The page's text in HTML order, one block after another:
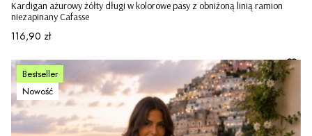
Kardigan ażurowy żółty długi w kolorowe pasy z obniżoną linią ramion
niezapinany Cafasse
Cena
116,90 zł
Bestseller
Nowość